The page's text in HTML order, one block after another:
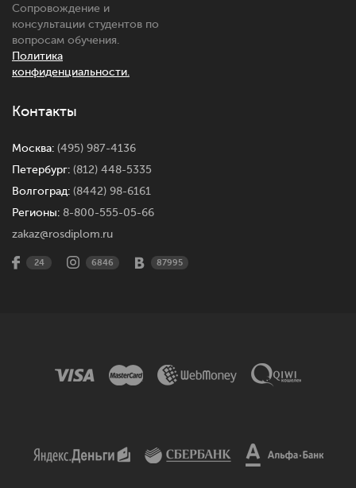
Сопровождение и
консультации студентов по
вопросам обучения.
Политика
конфиденциальности.
Контакты
Москва: (495) 987-4136
Петербург: (812) 448-5335
Волгоград: (8442) 98-6161
Регионы: 8-800-555-05-66
zakaz@rosdiplom.ru
24 6846 87995